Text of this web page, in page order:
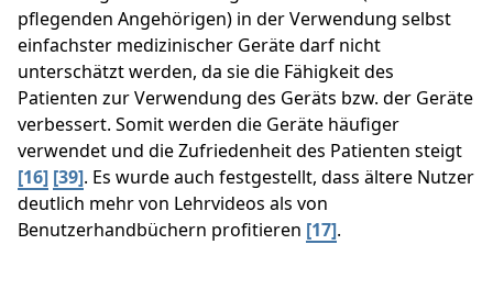
pflegenden Angehörigen) in der Verwendung selbst
einfachster medizinischer Geräte darf nicht
unterschätzt werden, da sie die Fähigkeit des
Patienten zur Verwendung des Geräts bzw. der Geräte
verbessert. Somit werden die Geräte häufiger
verwendet und die Zufriedenheit des Patienten steigt
[16] [39]. Es wurde auch festgestellt, dass ältere Nutzer
deutlich mehr von Lehrvideos als von
Benutzerhandbüchern profitieren [17].